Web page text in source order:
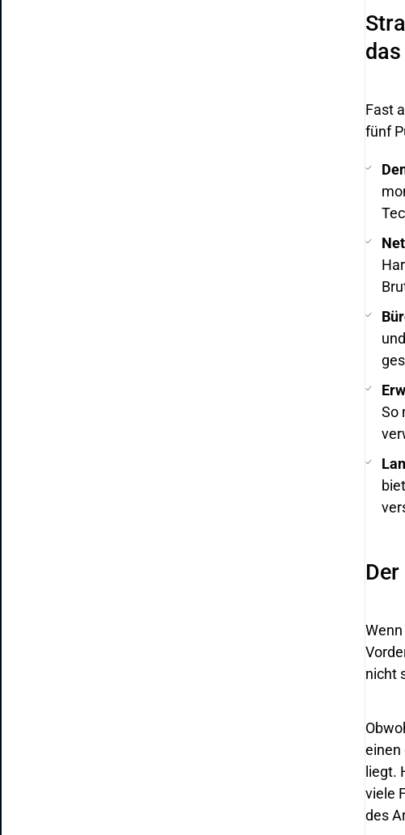
Fast
fünf
So
nicht
einen
liegt.
viele
des